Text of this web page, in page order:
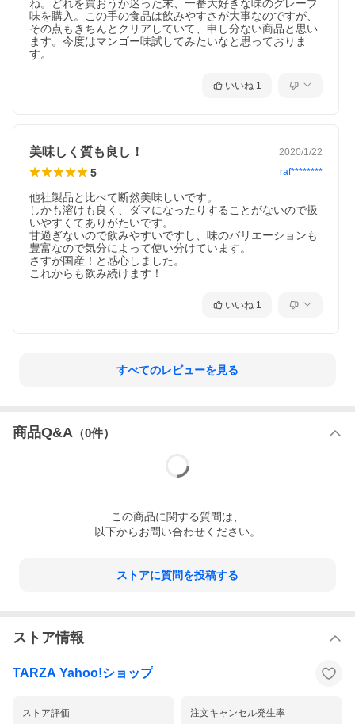
ね。どれを買おうか迷った末、一番大好きな味のグレープ
味を購入。この手の食品は飲みやすさが大事なのですが、
その点もきちんとクリアしていて、申し分ない商品と思い
ます。今度はマンゴー味試してみたいなと思っておりま
す。
いいね 1
美味しく質も良し！ 2020/1/22
5 raf********
他社製品と比べて断然美味しいです。
しかも溶けも良く、ダマになったりすることがないので扱
いやすくてありがたいです。
甘過ぎないので飲みやすいですし、味のバリエーションも
豊富なので気分によって使い分けています。
さすが国産！と感心しました。
これからも飲み続けます！
いいね 1
すべてのレビューを見る
商品Q&A （0件）
この商品に関する質問は、
以下からお問い合わせください。
ストアに質問を投稿する
ストア情報
TARZA Yahoo!ショップ
ストア評価 注文キャンセル発生率